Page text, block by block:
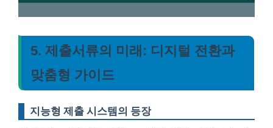
5. 제출서류의 미래: 디지털 전환과
맞춤형 가이드
지능형 제출 시스템의 등장